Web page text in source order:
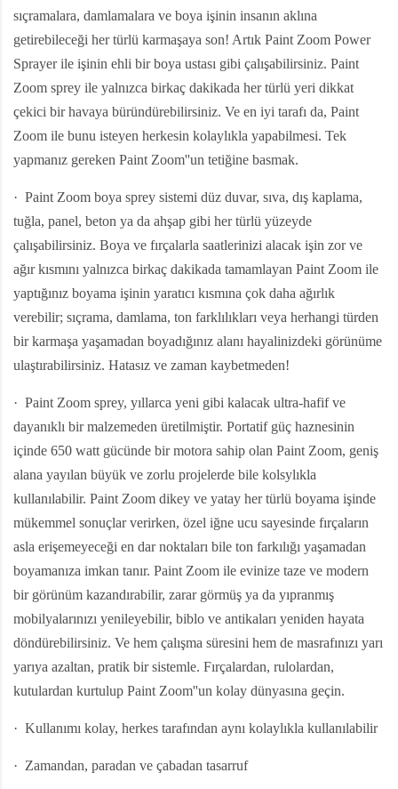
sıçramalara, damlamalara ve boya işinin insanın aklına
getirebileceği her türlü karmaşaya son! Artık Paint Zoom Power
Sprayer ile işinin ehli bir boya ustası gibi çalışabilirsiniz. Paint
Zoom sprey ile yalnızca birkaç dakikada her türlü yeri dikkat
çekici bir havaya büründürebilirsiniz. Ve en iyi tarafı da, Paint
Zoom ile bunu isteyen herkesin kolaylıkla yapabilmesi. Tek
yapmanız gereken Paint Zoom''un tetiğine basmak.
· Paint Zoom boya sprey sistemi düz duvar, sıva, dış kaplama,
tuğla, panel, beton ya da ahşap gibi her türlü yüzeyde
çalışabilirsiniz. Boya ve fırçalarla saatlerinizi alacak işin zor ve
ağır kısmını yalnızca birkaç dakikada tamamlayan Paint Zoom ile
yaptığınız boyama işinin yaratıcı kısmına çok daha ağırlık
verebilir; sıçrama, damlama, ton farklılıkları veya herhangi türden
bir karmaşa yaşamadan boyadığınız alanı hayalinizdeki görünüme
ulaştırabilirsiniz. Hatasız ve zaman kaybetmeden!
· Paint Zoom sprey, yıllarca yeni gibi kalacak ultra-hafif ve
dayanıklı bir malzemeden üretilmiştir. Portatif güç haznesinin
içinde 650 watt gücünde bir motora sahip olan Paint Zoom, geniş
alana yayılan büyük ve zorlu projelerde bile kolsylıkla
kullanılabilir. Paint Zoom dikey ve yatay her türlü boyama işinde
mükemmel sonuçlar verirken, özel iğne ucu sayesinde fırçaların
asla erişemeyeceği en dar noktaları bile ton farkılığı yaşamadan
boyamanıza imkan tanır. Paint Zoom ile evinize taze ve modern
bir görünüm kazandırabilir, zarar görmüş ya da yıpranmış
mobilyalarınızı yenileyebilir, biblo ve antikaları yeniden hayata
döndürebilirsiniz. Ve hem çalışma süresini hem de masrafınızı yarı
yarıya azaltan, pratik bir sistemle. Fırçalardan, rulolardan,
kutulardan kurtulup Paint Zoom''un kolay dünyasına geçin.
· Kullanımı kolay, herkes tarafından aynı kolaylıkla kullanılabilir
· Zamandan, paradan ve çabadan tasarruf